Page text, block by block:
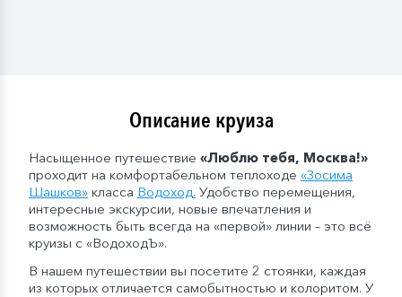
Описание круиза
Насыщенное путешествие «Люблю тебя, Москва!»
проходит на комфортабельном теплоходе «Зосима
Шашков» класса Водоход. Удобство перемещения,
интересные экскурсии, новые впечатления и
возможность быть всегда на «первой» линии – это всё
круизы с «ВодоходЪ».
В нашем путешествии вы посетите 2 стоянки, каждая
из которых отличается самобытностью и колоритом. У